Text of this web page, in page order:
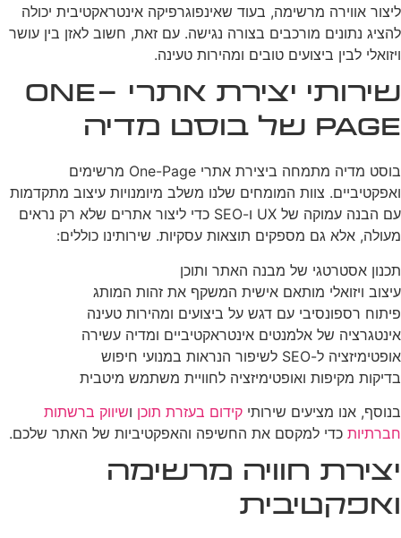
ליצור אווירה מרשימה, בעוד שאינפוגרפיקה אינטראקטיבית יכולה
להציג נתונים מורכבים בצורה נגישה. עם זאת, חשוב לאזן בין עושר
ויזואלי לבין ביצועים טובים ומהירות טעינה.
שירותי יצירת אתרי One-
Page של בוסט מדיה
בוסט מדיה מתמחה ביצירת אתרי One-Page מרשימים
ואפקטיביים. צוות המומחים שלנו משלב מיומנויות עיצוב מתקדמות
עם הבנה עמוקה של UX ו-SEO כדי ליצור אתרים שלא רק נראים
מעולה, אלא גם מספקים תוצאות עסקיות. שירותינו כוללים:
תכנון אסטרטגי של מבנה האתר ותוכן
עיצוב ויזואלי מותאם אישית המשקף את זהות המותג
פיתוח רספונסיבי עם דגש על ביצועים ומהירות טעינה
אינטגרציה של אלמנטים אינטראקטיביים ומדיה עשירה
אופטימיזציה ל-SEO לשיפור הנראות במנועי חיפוש
בדיקות מקיפות ואופטימיזציה לחוויית משתמש מיטבית
בנוסף, אנו מציעים שירותי קידום בעזרת תוכן ושיווק ברשתות
חברתיות כדי למקסם את החשיפה והאפקטיביות של האתר שלכם.
יצירת חוויה מרשימה
ואפקטיבית